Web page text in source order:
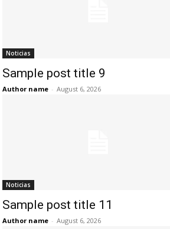
Noticias
Sample post title 9
Author name - August 6, 2026
Noticias
Sample post title 11
Author name - August 6, 2026